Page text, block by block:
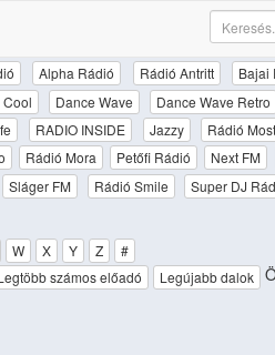
Alpha Rádió Rádió Antritt Bajai
Cool Dance Wave Dance Wave Retro
RADIO INSIDE Jazzy Rádió
Rádió Mora Petőfi Rádió Next FM
Sláger FM Rádió Smile Super DJ
W X Y Z
#
számos előadó Legújabb dalok